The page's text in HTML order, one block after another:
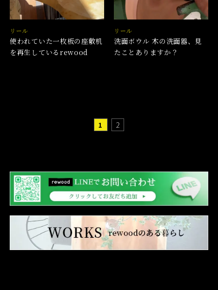
リール
使われていた一枚板の座敷机
を再生しているrewood
リール
洗面ボウル 木の洗面器、見
たことありますか？
1 2